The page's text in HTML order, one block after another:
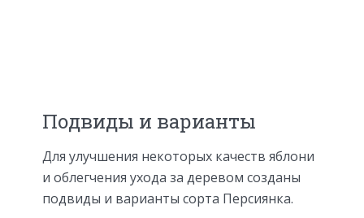
Подвиды и варианты
Для улучшения некоторых качеств яблони
и облегчения ухода за деревом созданы
подвиды и варианты сорта Персиянка.